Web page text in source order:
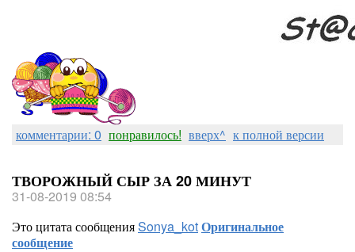
комментарии: 0 понравилось! вверх^ к полной версии
ТВОРОЖНЫЙ СЫР ЗА 20 МИНУТ
31-08-2019 08:54
Это цитата сообщенияSonya_kotОригинальное
сообщение